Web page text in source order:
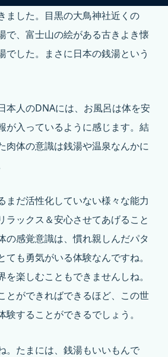
ました。目黒の大鳥神社近くの
で、富士山の絵がある古きよき懐
でした。まさに日本の銭湯という
本人のDNAには、お風呂は体を安
が入っているように感じます。結
肉体の意識は銭湯や温泉なんかに
まだ活性化していない様々な能力
ラックス＆安心させてあげること
の感覚意識は、慣れ親しんだパタ
も勇気がいる体験なんですね。
楽しむこともできませんしね。
とができればできるほど、この世
することができるでしょう。
。たまには、銭湯もいいもんで